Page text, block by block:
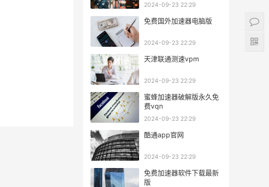
2024-09-23 22:29
免费国外加速器电脑版
2024-09-23 22:29
天津联通测速vpm
2024-09-23 22:29
蜜蜂加速器破解版永久免
费vqn
2024-09-23 22:29
酷通app官网
2024-09-23 22:29
免费加速器软件下载最新
版